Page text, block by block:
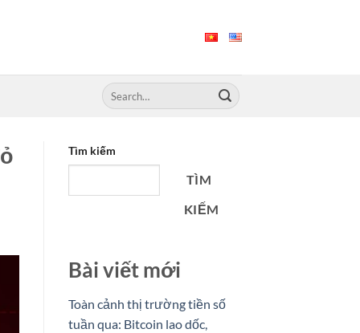
Tìm kiếm
TÌM
KIẾM
Bài viết mới
Toàn cảnh thị trường tiền số
tuần qua: Bitcoin lao dốc,